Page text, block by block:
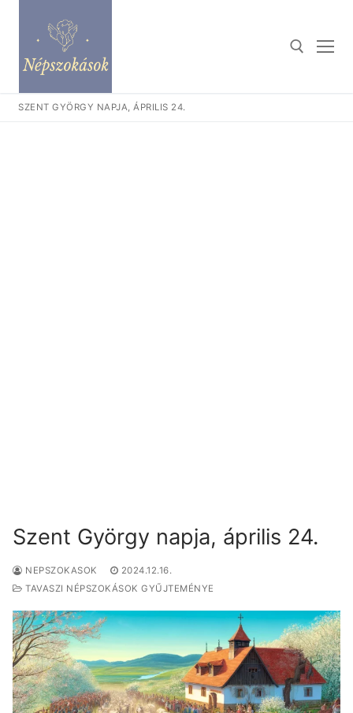
tartalomra
Keresése:
SZENT GYÖRGY NAPJA, ÁPRILIS 24.
Szent György napja, április 24.
NEPSZOKASOK
2024.12.16.
TAVASZI NÉPSZOKÁSOK GYŰJTEMÉNYE